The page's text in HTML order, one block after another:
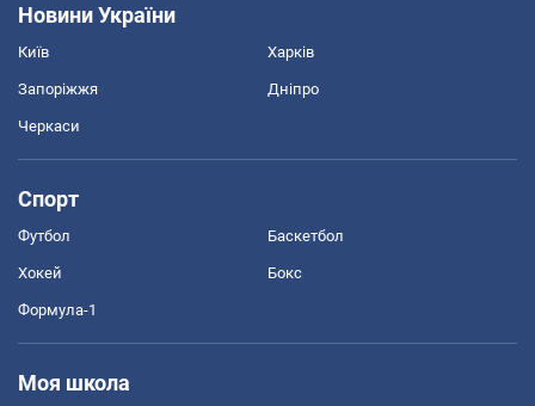
Новини України
Київ Харків
Запоріжжя Дніпро
Черкаси
Спорт
Футбол Баскетбол
Хокей Бокс
Формула-1
Моя школа